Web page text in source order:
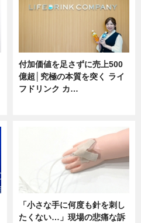
付加価値を足さずに売上500
億超│究極の本質を突く ライ
フドリンク カ…
「小さな手に何度も針を刺し
たくない…」現場の悲痛な訴